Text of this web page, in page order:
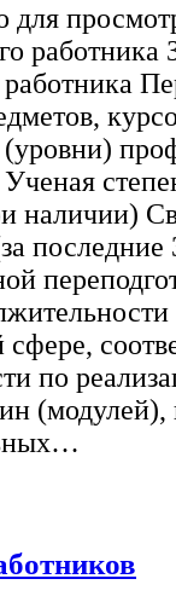
для
работника
наличии)
последние
по
(модулей),